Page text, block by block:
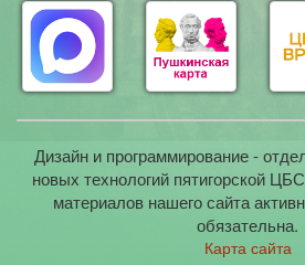
Дизайн и программирование -
новых технологий пятигорской
материалов нашего сайта
обязательна.
Карта сайта